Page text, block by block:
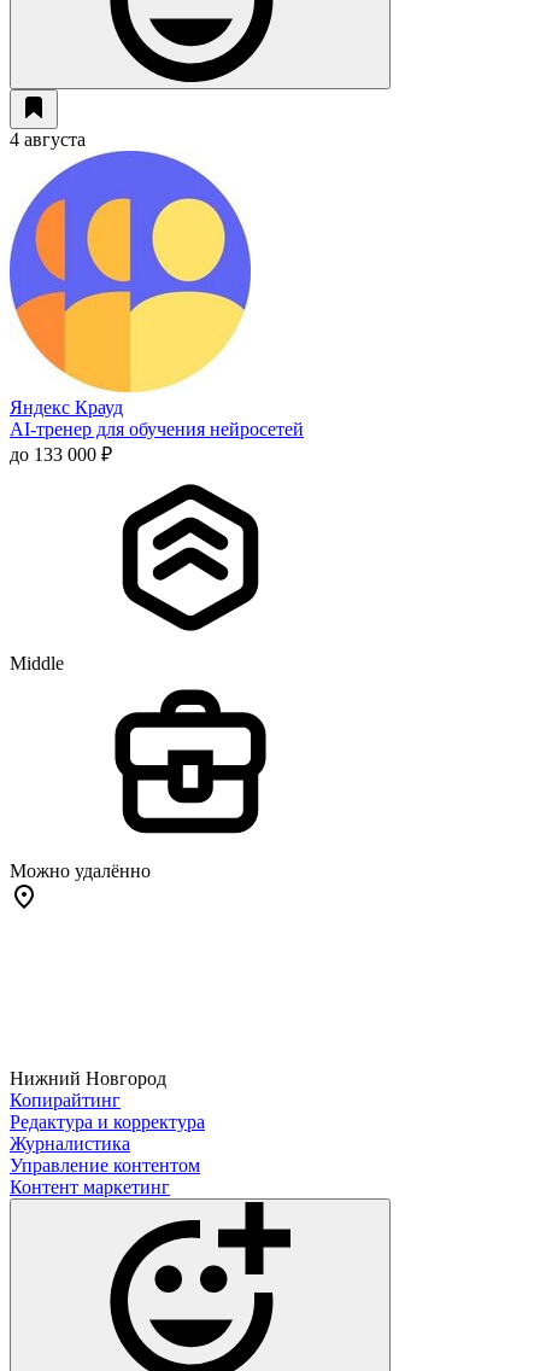
4 августа
Яндекс Крауд
AI-тренер для обучения нейросетей
до 133 000 ₽
Middle
Можно удалённо
Нижний Новгород
Копирайтинг
Редактура и корректура
Журналистика
Управление контентом
Контент маркетинг